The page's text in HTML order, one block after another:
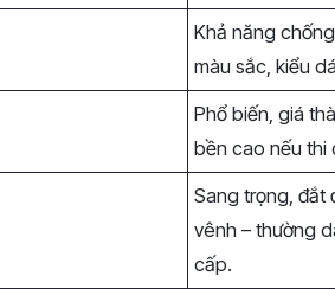
Khả năng
màu sắc, kiểu
Phổ biến, giá
bền cao nếu thi
Sang trọng, đắt
vênh – thường
cấp.